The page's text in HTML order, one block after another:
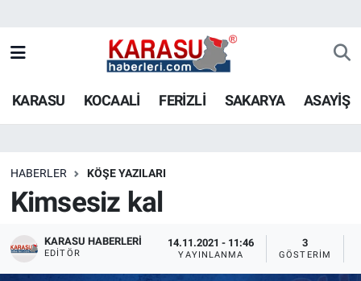
KARASU KOCAALİ FERİZLİ SAKARYA ASAYİŞ
HABERLER KÖŞE YAZILARI
Kimsesiz kal
KARASU HABERLERI
EDITÖR
14.11.2021 - 11:46
YAYINLANMA
3
GÖSTERIM